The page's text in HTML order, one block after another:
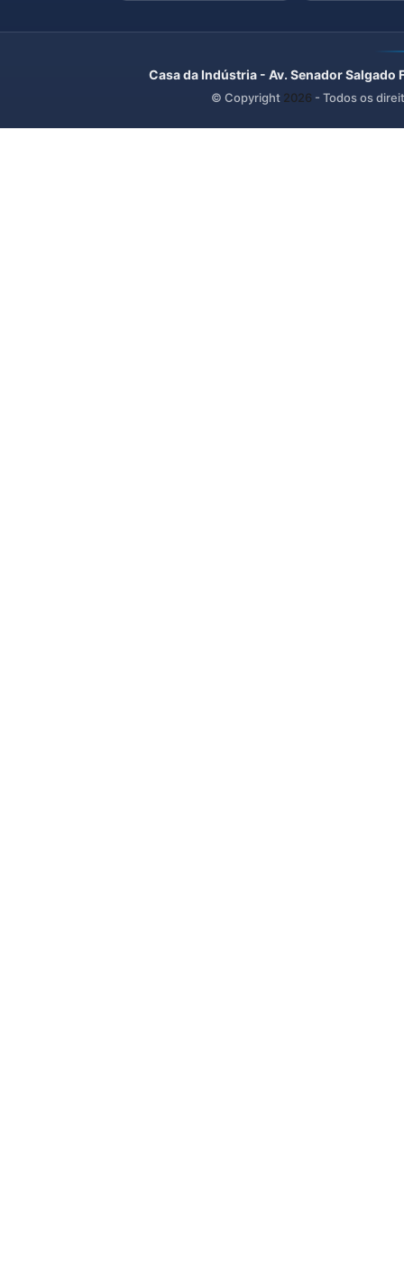
Casa da Indústria - Av. Senador
© Copyright 2026 - Todos os